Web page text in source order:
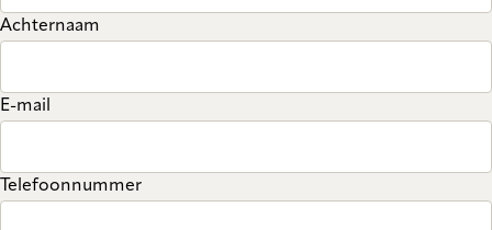
Achternaam
E-mail
Telefoonnummer